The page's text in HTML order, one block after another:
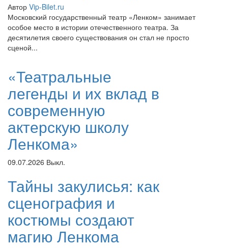
Автор Vip-Bilet.ru
Московский государственный театр «Ленком» занимает
особое место в истории отечественного театра. За
десятилетия своего существования он стал не просто
сценой...
«Театральные
легенды и их вклад в
современную
актерскую школу
Ленкома»
09.07.2026 Выкл.
Тайны закулисья: как
сценография и
костюмы создают
магию Ленкома